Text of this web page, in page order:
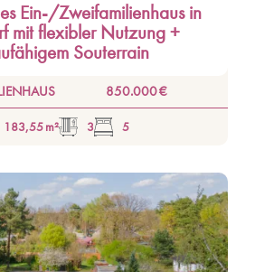
Ein-/Zweifamilienhaus in
mit flexibler Nutzung +
Souterrain
850.000 €
183,55 m² 3 5